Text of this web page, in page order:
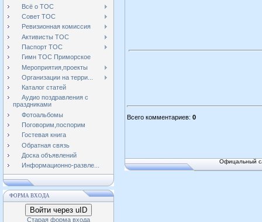
Всё о ТОС
Совет ТОС
Ревизионная комиссия
Активисты ТОС
Паспорт ТОС
Гимн ТОС Приморское
Мероприятия,проекты
Организации на терри...
Каталог статей
Аудио поздравления с
праздниками
Фотоальбомы
Поговорим,поспорим
Гостевая книга
Обратная связь
Доска объявлений
Информационно-развле...
ФОРМА ВХОДА
Войти через uID
Старая форма входа
Всего комментариев: 0
Офицальный